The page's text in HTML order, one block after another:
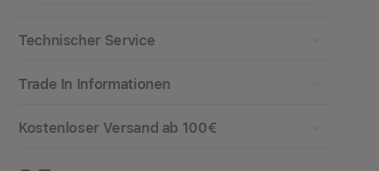
Technischer Service
Trade In Informationen
Kostenloser Versand ab 100€